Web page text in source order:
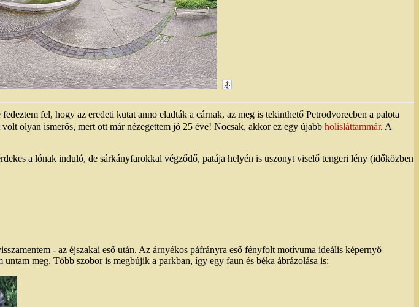
fel, hogy az eredeti kutat anno eladták a cárnak, az meg is tekinthető Petrodvorecben a palota
volt olyan ismerős, mert ott már nézegettem jó 25 éve! Nocsak, akkor ez egy újabb holisláttammár. A
a lónak induló, de sárkányfarokkal végződő, patája helyén is uszonyt viselő tengeri lény (időközben
- az éjszakai eső után. Az árnyékos páfrányra eső fényfolt motívuma ideális képernyő
meg. Több szobor is megbújik a parkban, így egy faun és béka ábrázolása is: